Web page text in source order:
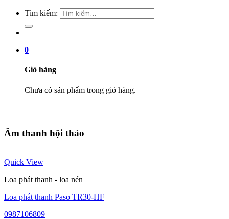
Tìm kiếm:
0
Giỏ hàng
Chưa có sản phẩm trong giỏ hàng.
Âm thanh hội thảo
Quick View
Loa phát thanh - loa nén
Loa phát thanh Paso TR30-HF
0987106809